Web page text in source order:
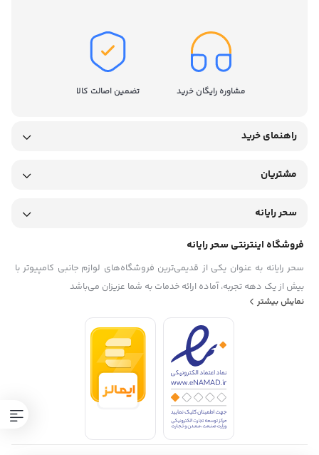
مشاوره رایگان خرید تضمین اصالت کالا
راهنمای خرید
مشتریان
سحر رایانه
فروشگاه اینترنتی سحر رایانه
سحر رایانه به عنوان یکی از قدیمی‌ترین فروشگاه‌های لوازم جانبی کامپیوتر با
بیش از یک دهه تجربه، آماده ارائه خدمات به شما عزیزان می‌باشد
نمایش بیشتر